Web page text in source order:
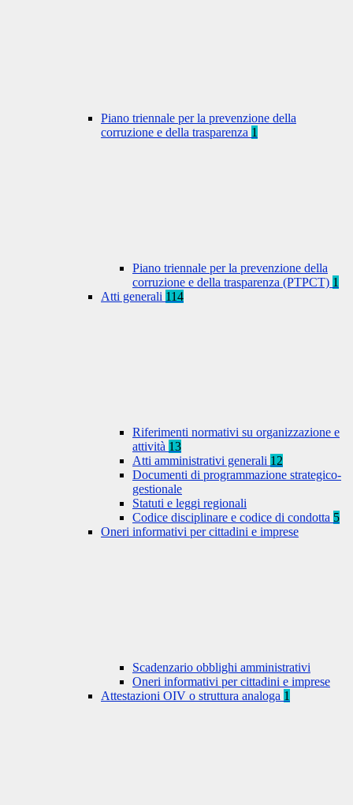
Piano triennale per la prevenzione della
corruzione e della trasparenza 1
Piano triennale per la prevenzione della
corruzione e della trasparenza (PTPCT) 1
Atti generali 114
Riferimenti normativi su organizzazione e
attività 13
Atti amministrativi generali 12
Documenti di programmazione strategico-
gestionale
Statuti e leggi regionali
Codice disciplinare e codice di condotta 5
Oneri informativi per cittadini e imprese
Scadenzario obblighi amministrativi
Oneri informativi per cittadini e imprese
Attestazioni OIV o struttura analoga 1